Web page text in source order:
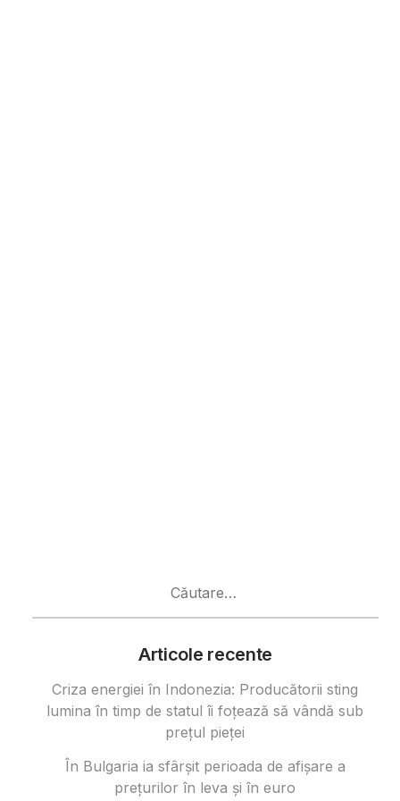
Articole recente
Criza energiei în Indonezia: Producătorii sting
lumina în timp de statul îi foțează să vândă sub
prețul pieței
În Bulgaria ia sfârşit perioada de afișare a
prețurilor în ​​leva și în euro